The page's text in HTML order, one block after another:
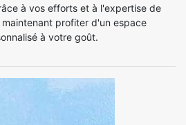
à vos efforts et à l'expertise de
profiter d'un espace
à votre goût.